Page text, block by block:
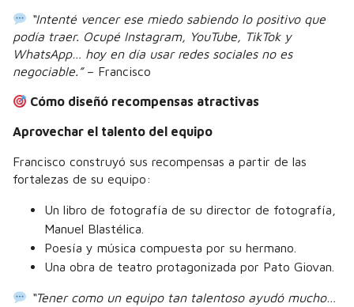
“Intenté vencer ese miedo sabiendo lo positivo que
podía traer. Ocupé Instagram, YouTube, TikTok y
WhatsApp… hoy en día usar redes sociales no es
negociable.”– Francisco
Cómo diseñó recompensas atractivas
Aprovechar el talento del equipo
Francisco construyó sus recompensas a partir de las
fortalezas de su equipo:
Un libro de fotografía de su director de fotografía,
Manuel Blastélica.
Poesía y música compuesta por su hermano.
Una obra de teatro protagonizada por Pato Giovan.
“Tener como un equipo tan talentoso ayudó mucho…